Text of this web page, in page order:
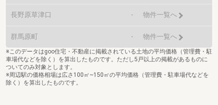
長野原草津口 - 物件一覧へ
群馬原町 - 物件一覧へ
※このデータはgoo住宅・不動産に掲載されている土地の平均価格（管理費・駐
車場代などを除く）を算出したものです。ただし5戸以上の掲載があるものに
ついてのみ対象とします。
※周辺駅の価格相場は広さ100㎡~150㎡の平均価格（管理費・駐車場代などを
除く）を算出したものです。